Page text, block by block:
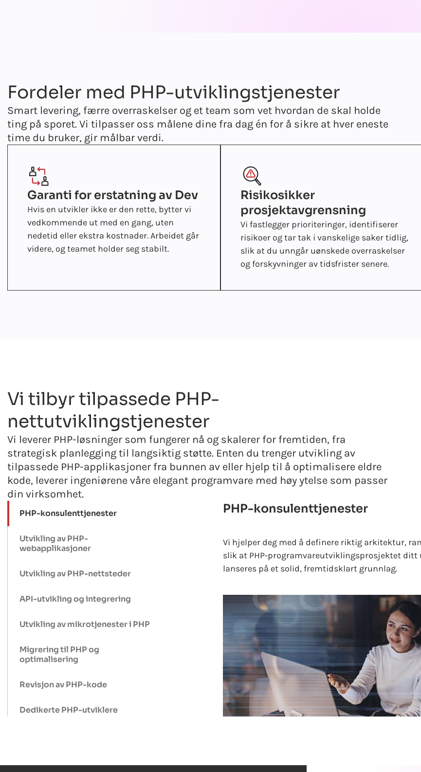
Fordeler med PHP-utviklingstjenester
Smart levering, færre overraskelser og et team som vet hvordan de skal holde
ting på sporet. Vi tilpasser oss målene dine fra dag én for å sikre at hver eneste
time du bruker, gir målbar verdi.
Garanti for erstatning av Dev
Hvis en utvikler ikke er den rette, bytter vi
vedkommende ut med en gang, uten
nedetid eller ekstra kostnader. Arbeidet går
videre, og teamet holder seg stabilt.
Risikosikker
prosjektavgrensning
Vi fastlegger prioriteringer, identifiserer
risikoer og tar tak i vanskelige saker tidlig,
slik at du unngår uønskede overraskelser
og forskyvninger av tidsfrister senere.
Vi tilbyr tilpassede PHP-
nettutviklingstjenester
Vi leverer PHP-løsninger som fungerer nå og skalerer for fremtiden, fra
strategisk planlegging til langsiktig støtte. Enten du trenger utvikling av
tilpassede PHP-applikasjoner fra bunnen av eller hjelp til å optimalisere eldre
kode, leverer ingeniørene våre elegant programvare med høy ytelse som passer
din virksomhet.
PHP-konsulenttjenester
Utvikling av PHP-
webapplikasjoner
Utvikling av PHP-nettsteder
API-utvikling og integrering
Utvikling av mikrotjenester i PHP
Migrering til PHP og
optimalisering
Revisjon av PHP-kode
Dedikerte PHP-utviklere
PHP-konsulenttjenester
Vi hjelper deg med å definere riktig arkitektur,
slik at PHP-programvareutviklingsprosjektet
lanseres på et solid, fremtidsklart grunnlag.